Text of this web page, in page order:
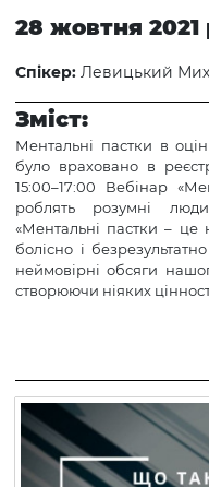
28 жовтня 2021
Спікер: Левицький
Зміст:
Ментальні пастки в
було враховано в
15:00–17:00 Вебінар
роблять розумні
«Ментальні пастки – це
болісно і
неймовірні обсяги
створюючи ніяких